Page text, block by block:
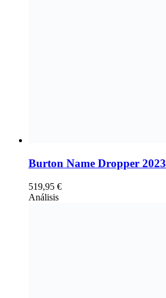
Burton Name Dropper 2023
519,95 €
Análisis